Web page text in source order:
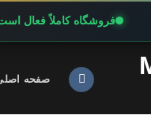
فروشگاه کاملاً فعال
صفحه